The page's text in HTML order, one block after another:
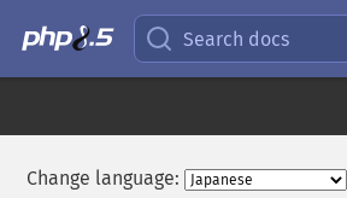
Search docs
Change language: